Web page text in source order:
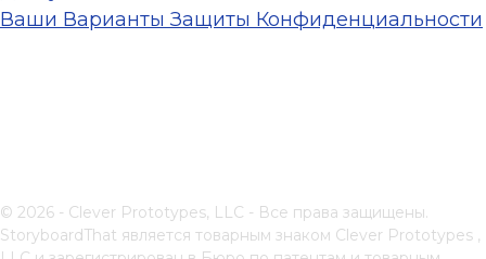
Ваши Варианты Защиты Конфиденциальности
© 2026 - Clever Prototypes, LLC - Все права защищены.
StoryboardThat является товарным знаком Clever Prototypes ,